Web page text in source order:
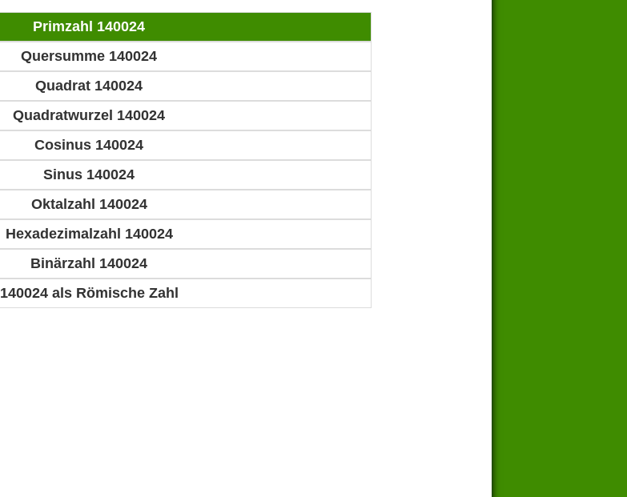
Primzahl 140024
Quersumme 140024
Quadrat 140024
Quadratwurzel 140024
Cosinus 140024
Sinus 140024
Oktalzahl 140024
Hexadezimalzahl 140024
Binärzahl 140024
140024 als Römische Zahl